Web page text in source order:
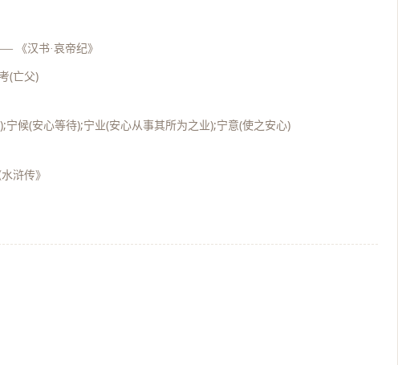
《汉书·哀帝纪》
(亡父)
宁候(安心等待);宁业(安心从事其所为之业);宁意(使之安心)
水浒传》